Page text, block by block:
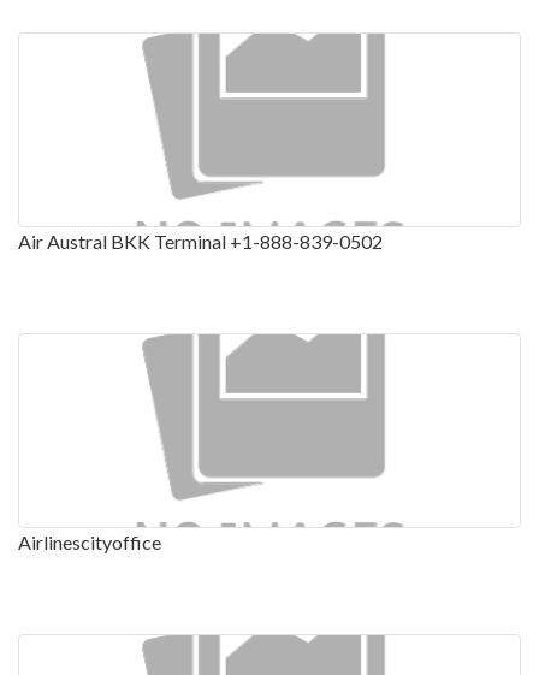
Air Austral BKK Terminal +1-888-839-0502
Airlinescityoffice